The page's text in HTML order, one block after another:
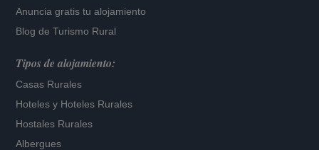
Anuncia gratis tu alojamiento
Blog de Turismo Rural
Tipos de alojamiento:
Casas Rurales
Hoteles y Hoteles Rurales
Hostales Rurales
Albergues